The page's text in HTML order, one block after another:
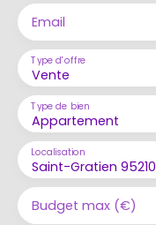
Email
Vente
Type d'offre
Appartement
Type de bien
Saint-Gratien 95210
Localisation
Budget max (€)